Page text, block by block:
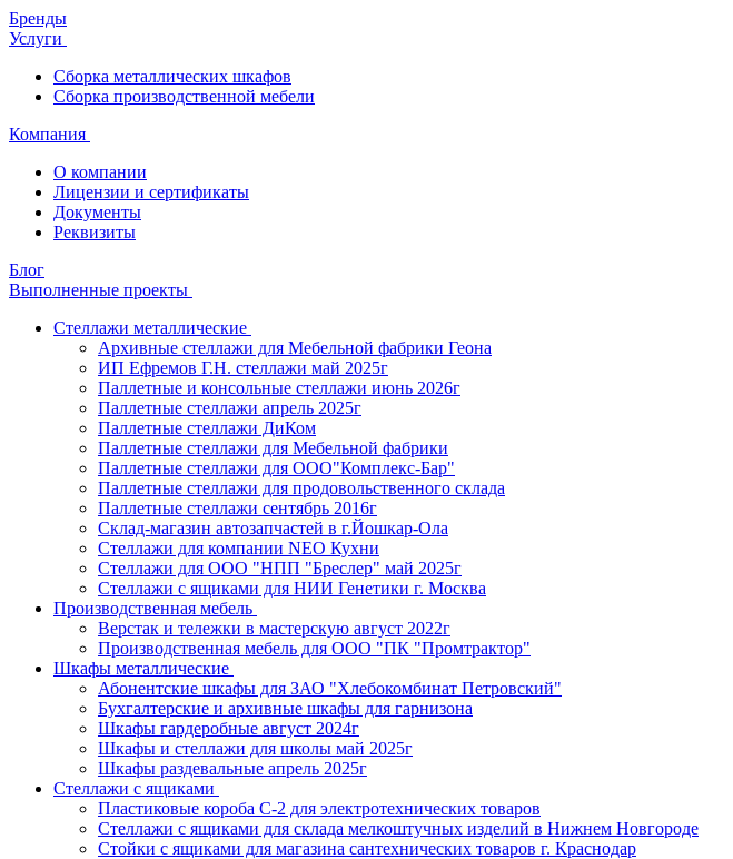
Бренды
Услуги
Сборка металлических шкафов
Сборка производственной мебели
Компания
О компании
Лицензии и сертификаты
Документы
Реквизиты
Блог
Выполненные проекты
Стеллажи металлические
Архивные стеллажи для Мебельной фабрики Геона
ИП Ефремов Г.Н. стеллажи май 2025г
Паллетные и консольные стеллажи июнь 2026г
Паллетные стеллажи апрель 2025г
Паллетные стеллажи ДиКом
Паллетные стеллажи для Мебельной фабрики
Паллетные стеллажи для ООО"Комплекс-Бар"
Паллетные стеллажи для продовольственного склада
Паллетные стеллажи сентябрь 2016г
Склад-магазин автозапчастей в г.Йошкар-Ола
Стеллажи для компании NEO Кухни
Стеллажи для ООО "НПП "Бреслер" май 2025г
Стеллажи с ящиками для НИИ Генетики г. Москва
Производственная мебель
Верстак и тележки в мастерскую август 2022г
Производственная мебель для ООО "ПК "Промтрактор"
Шкафы металлические
Абонентские шкафы для ЗАО "Хлебокомбинат Петровский"
Бухгалтерские и архивные шкафы для гарнизона
Шкафы гардеробные август 2024г
Шкафы и стеллажи для школы май 2025г
Шкафы раздевальные апрель 2025г
Стеллажи с ящиками
Пластиковые короба С-2 для электротехнических товаров
Стеллажи с ящиками для склада мелкоштучных изделий в Нижнем Новгороде
Стойки с ящиками для магазина сантехнических товаров г. Краснодар